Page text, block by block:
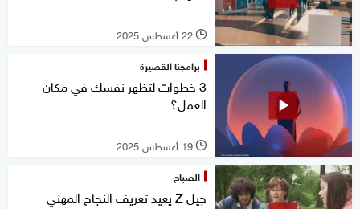
l 22 أغسطس 2025
برامجنا القصيرة
3 خطوات لتظهر نفسك في مكان
العمل؟
l 19 أغسطس 2025
الصباح
جيل Z يعيد تعريف النجاح المهني